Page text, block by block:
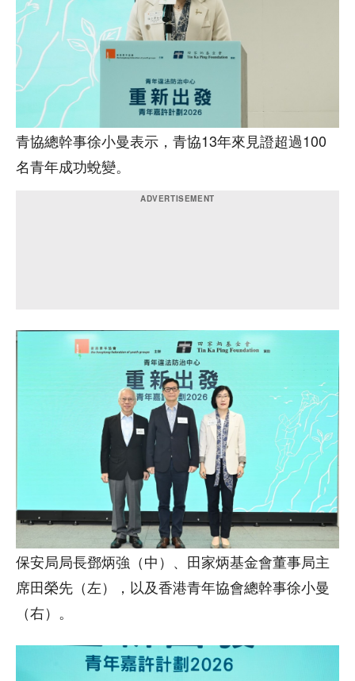
青協總幹事徐小曼表示，青協13年來見證超過100
名青年成功蛻變。
保安局局長鄧炳強（中）、田家炳基金會董事局主
席田榮先（左），以及香港青年協會總幹事徐小曼
（右）。